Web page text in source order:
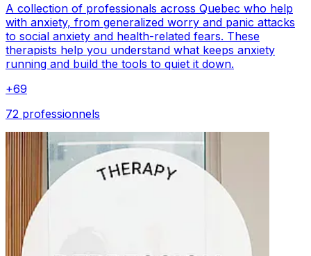
A collection of professionals across Quebec who help
with anxiety, from generalized worry and panic attacks
to social anxiety and health-related fears. These
therapists help you understand what keeps anxiety
running and build the tools to quiet it down.
+69
72 professionnels